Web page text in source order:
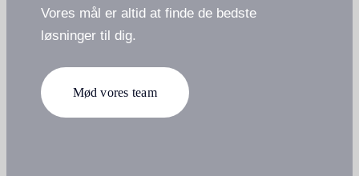
Vores mål er altid at finde de bedste
løsninger til dig.
Mød vores team